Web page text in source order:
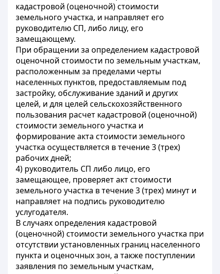
кадастровой (оценочной) стоимости
земельного участка, и направляет его
руководителю СП, либо лицу, его
замещающему.
При обращении за определением кадастровой
оценочной стоимости по земельным участкам,
расположенным за пределами черты
населенных пунктов, предоставляемым под
застройку, обслуживание зданий и других
целей, и для целей сельскохозяйственного
пользования расчет кадастровой (оценочной)
стоимости земельного участка и
формирование акта стоимости земельного
участка осуществляется в течение 3 (трех)
рабочих дней;
4) руководитель СП либо лицо, его
замещающее, проверяет акт стоимости
земельного участка в течение 3 (трех) минут и
направляет на подпись руководителю
услугодателя.
В случаях определения кадастровой
(оценочной) стоимости земельного участка при
отсутствии установленных границ населенного
пункта и оценочных зон, а также поступлении
заявления по земельным участкам,